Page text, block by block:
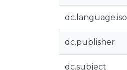
dc.language.iso
dc.publisher
dc.subject